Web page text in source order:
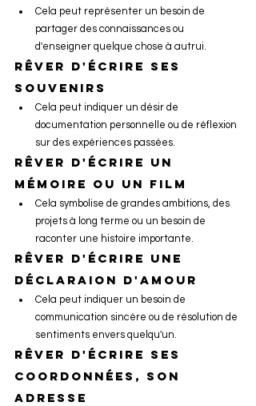
Cela peut représenter un besoin de
partager des connaissances ou
d'enseigner quelque chose à autrui.
Rêver d'écrire ses
souvenirs
Cela peut indiquer un désir de
documentation personnelle ou de réflexion
sur des expériences passées.
Rêver d'écrire un
mémoire ou un film
Cela symbolise de grandes ambitions, des
projets à long terme ou un besoin de
raconter une histoire importante.
Rêver d'écrire une
déclaraion d'amour
Cela peut indiquer un besoin de
communication sincère ou de résolution de
sentiments envers quelqu'un.
Rêver d'écrire ses
coordonnées, son
adresse